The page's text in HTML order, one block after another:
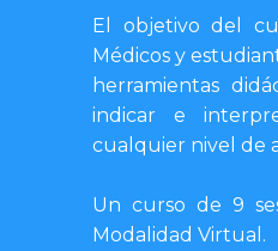
El objetivo del
Médicos y
herramientas
indicar e
cualquier nivel de
Un curso de 9
Modalidad Virtual.